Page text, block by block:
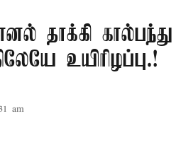
தாக்கி கால்பந்து
உயிரிழப்பு.!
am